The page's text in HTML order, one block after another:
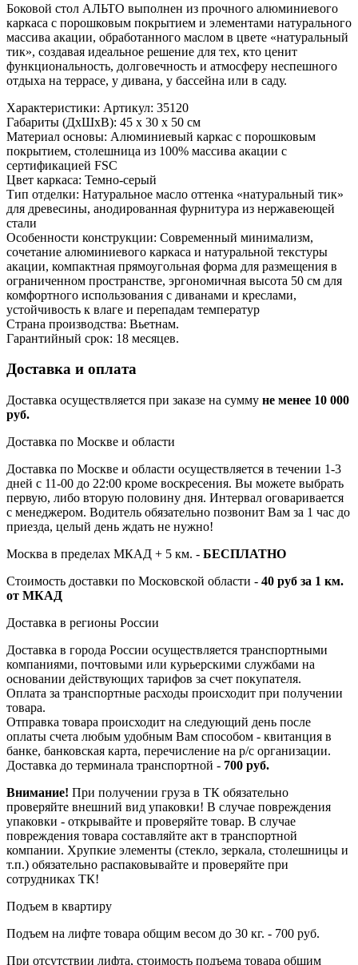
Боковой стол АЛЬТО выполнен из прочного алюминиевого
каркаса с порошковым покрытием и элементами натурального
массива акации, обработанного маслом в цвете «натуральный
тик», создавая идеальное решение для тех, кто ценит
функциональность, долговечность и атмосферу неспешного
отдыха на террасе, у дивана, у бассейна или в саду.
Характеристики: Артикул: 35120
Габариты (ДхШхВ): 45 x 30 x 50 см
Материал основы: Алюминиевый каркас с порошковым
покрытием, столешница из 100% массива акации с
сертификацией FSC
Цвет каркаса: Темно-серый
Тип отделки: Натуральное масло оттенка «натуральный тик»
для древесины, анодированная фурнитура из нержавеющей
стали
Особенности конструкции: Современный минимализм,
сочетание алюминиевого каркаса и натуральной текстуры
акации, компактная прямоугольная форма для размещения в
ограниченном пространстве, эргономичная высота 50 см для
комфортного использования с диванами и креслами,
устойчивость к влаге и перепадам температур
Страна производства: Вьетнам.
Гарантийный срок: 18 месяцев.
Доставка и оплата
Доставка осуществляется при заказе на сумму не менее 10 000
руб.
Доставка по Москве и области
Доставка по Москве и области осуществляется в течении 1-3
дней с 11-00 до 22:00 кроме воскресения. Вы можете выбрать
первую, либо вторую половину дня. Интервал оговаривается
с менеджером. Водитель обязательно позвонит Вам за 1 час до
приезда, целый день ждать не нужно!
Москва в пределах МКАД + 5 км. - БЕСПЛАТНО
Стоимость доставки по Московской области - 40 руб за 1 км.
от МКАД
Доставка в регионы России
Доставка в города России осуществляется транспортными
компаниями, почтовыми или курьерскими службами на
основании действующих тарифов за счет покупателя.
Оплата за транспортные расходы происходит при получении
товара.
Отправка товара происходит на следующий день после
оплаты счета любым удобным Вам способом - квитанция в
банке, банковская карта, перечисление на р/с организации.
Доставка до терминала транспортной - 700 руб.
Внимание! При получении груза в ТК обязательно
проверяйте внешний вид упаковки! В случае повреждения
упаковки - открывайте и проверяйте товар. В случае
повреждения товара составляйте акт в транспортной
компании. Хрупкие элементы (стекло, зеркала, столешницы и
т.п.) обязательно распаковывайте и проверяйте при
сотрудниках ТК!
Подъем в квартиру
Подъем на лифте товара общим весом до 30 кг. - 700 руб.
При отсутствии лифта, стоимость подъема товара общим